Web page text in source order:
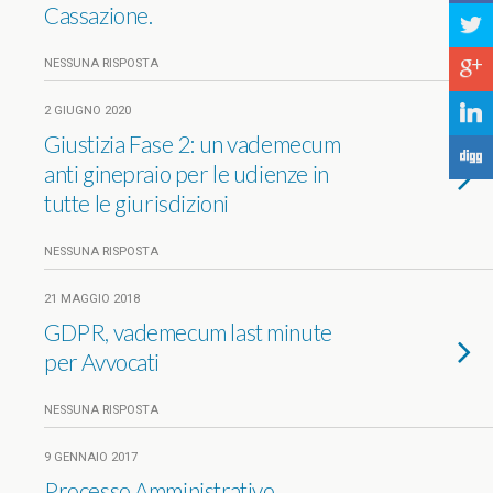
Cassazione.
NESSUNA RISPOSTA
2 GIUGNO 2020
Giustizia Fase 2: un vademecum
anti ginepraio per le udienze in
tutte le giurisdizioni
NESSUNA RISPOSTA
21 MAGGIO 2018
GDPR, vademecum last minute
per Avvocati
NESSUNA RISPOSTA
9 GENNAIO 2017
a
c
j
F